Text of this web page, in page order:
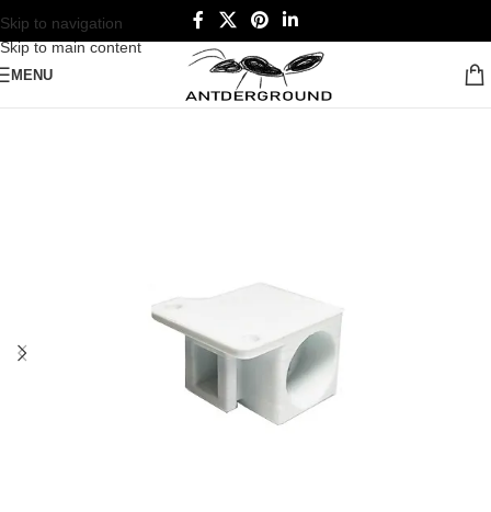
Skip to navigation
Skip to main content
MENU